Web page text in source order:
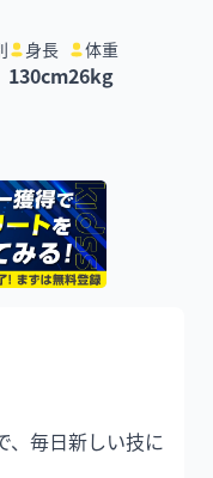
身長
130cm
体重
26kg
、毎日新しい技に